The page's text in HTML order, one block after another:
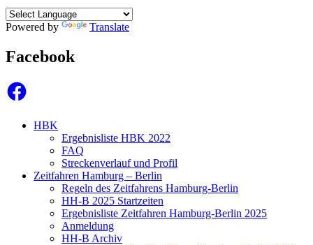
Powered by Translate
Facebook
Facebook
HBK
Ergebnisliste HBK 2022
FAQ
Streckenverlauf und Profil
Zeitfahren Hamburg – Berlin
Regeln des Zeitfahrens Hamburg-Berlin
HH-B 2025 Startzeiten
Ergebnisliste Zeitfahren Hamburg-Berlin 2025
Anmeldung
HH-B Archiv